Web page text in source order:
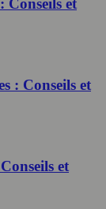
Conseils et
: Conseils et
et